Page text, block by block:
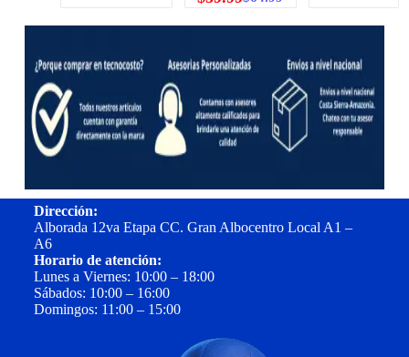
Dirección:
Alborada 12va Etapa CC. Gran Albocentro Local A1 –
A6
Horario de atención:
Lunes a Viernes: 10:00 – 18:00
Sábados: 10:00 – 16:00
Domingos: 11:00 – 15:00